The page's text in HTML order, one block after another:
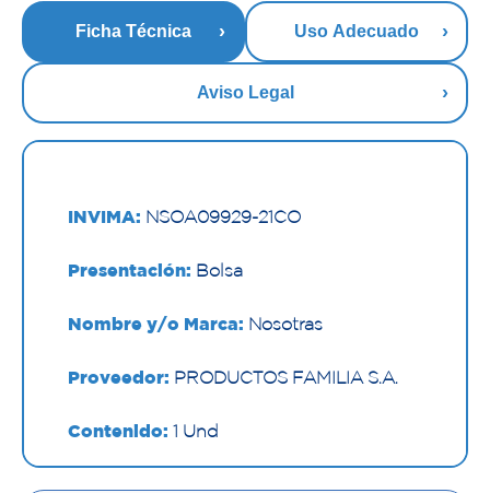
Ficha Técnica Uso Adecuado
Aviso Legal
INVIMA: NSOA09929-21CO
Presentación: Bolsa
Nombre y/o Marca: Nosotras
Proveedor: PRODUCTOS FAMILIA S.A.
Contenido: 1 Und